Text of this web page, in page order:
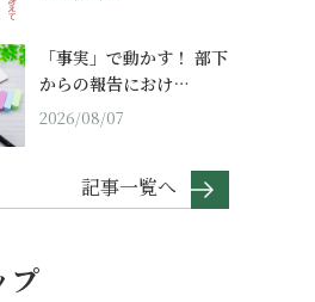
「事実」で動かす！ 部下
からの報告におけ…
2026/08/07
記事一覧へ
プ